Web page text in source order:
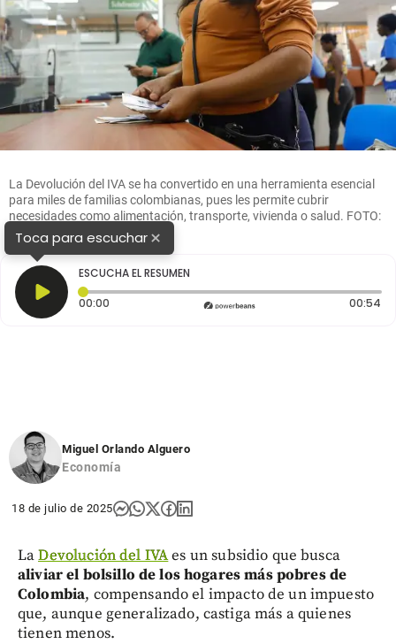
La Devolución del IVA se ha convertido en una herramienta esencial
para miles de familias colombianas, pues les permite cubrir
necesidades como alimentación, transporte, vivienda o salud. FOTO:
DPS
Toca para escuchar×
ESCUCHA EL RESUMEN
00:00 Tiempo transcurrido: 0 segundos 00:54
Miguel Orlando Alguero
Economía
18 de julio de 2025
LaDevolución del IVAes un subsidio que busca
aliviar el bolsillo de los hogares más pobres de
Colombia, compensando el impacto de un impuesto
que, aunque generalizado, castiga más a quienes
tienen menos.